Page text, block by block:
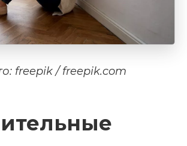
freepik / freepik.com